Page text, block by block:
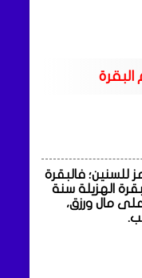
للسنين؛ فالبقرة
الهزيلة سنة
مال ورزق،